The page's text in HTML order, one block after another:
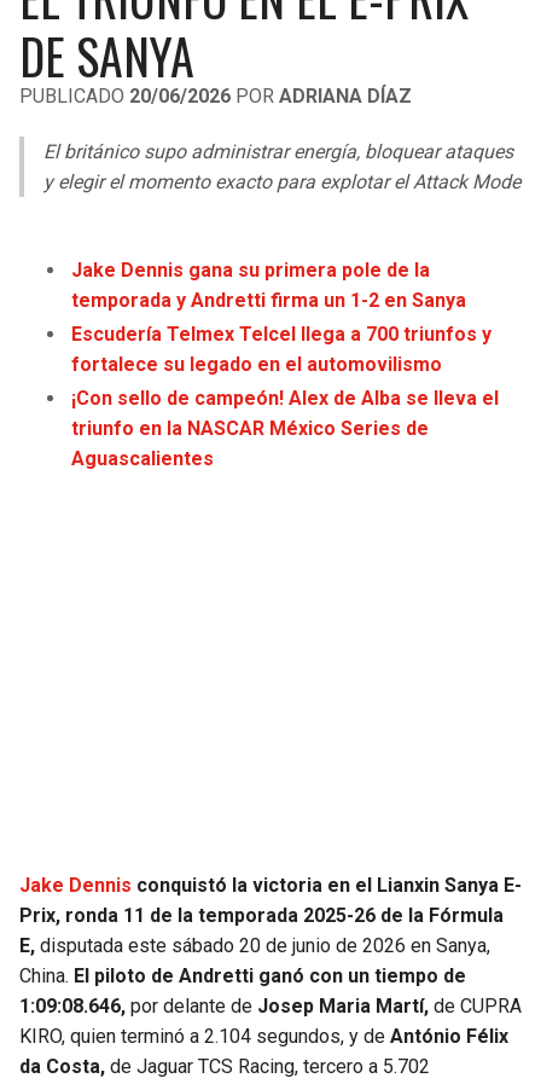
LIGA DE EXPANSIÓN MX
LEAGUES CUP
UEFA EUROPA LEAGUE
UEFA CONFERENCE LEAGUE
COPA LIBERTADORES
OTRAS LIGAS
RAIDERS
RAVENS
BROWNS
STEELERS
TEXANS
COMMANDERS
CARDINALS
RAMS
49ERS
CAVALIERS
PACERS
HAWKS
HORNETS
HEAT
KINGS
MAVERICKS
ROCKETS
GRIZZLIES
DE SANYA
PUBLICADO 20/06/2026 POR ADRIANA DÍAZ
El británico supo administrar energía, bloquear ataques
y elegir el momento exacto para explotar el Attack Mode
Jake Dennis gana su primera pole de la
temporada y Andretti firma un 1-2 en Sanya
Escudería Telmex Telcel llega a 700 triunfos y
fortalece su legado en el automovilismo
¡Con sello de campeón! Alex de Alba se lleva el
triunfo en la NASCAR México Series de
Aguascalientes
Jake Dennis conquistó la victoria en el Lianxin Sanya E-
Prix, ronda 11 de la temporada 2025-26 de la Fórmula
E, disputada este sábado 20 de junio de 2026 en Sanya,
China. El piloto de Andretti ganó con un tiempo de
1:09:08.646, por delante de Josep Maria Martí, de CUPRA
KIRO, quien terminó a 2.104 segundos, y de António Félix
da Costa, de Jaguar TCS Racing, tercero a 5.702